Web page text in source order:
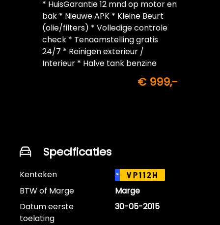
* HuisGarantie 12 mnd op motor en
bak * Nieuwe APK * Kleine Beurt
(olie/filters) * Volledige controle
check * Tenaamstelling gratis
24/7 * Reinigen exterieur /
Interieur * Halve tank benzine
€ 999,-
Specificaties
Kenteken NL VP112H
BTW of Marge
Marge
Datum eerste
toelating
30-05-2015